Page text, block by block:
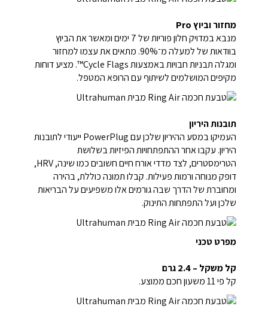
מחזור וביוץ Pro
מנבא במדויק חלון פוריות של 7 ימים ומאשר את הביוץ
בוודאות של למעלה מ־90%. מתאים את עצמו למחזור
ומגלה תבניות חבויות באמצעות Cycle Flags™. מציע דוחות
מקיפים המושלמים לשיתוף עם הרופא המטפל.
תובנות היריון
העמיקו במסע ההיריון שלכן עם PowerPlug ייעודי לתובנות
היריון. עקבו אחר ההתפתחויות הפיזיות בשלושת
הטרימסטרים, לצד מדדי אורח חיים חשובים כמו שינה, HRV,
דופק מנוחה ורמות פעילות. קבלו תמונה כוללת, בהירה
ומחוברת של הדרך שבה גורמים אלו משפיעים על הבריאות
שלכן ועל התפתחות התינוק.
מפרט טכני
קל משקל – 2.4 גרם
קל פי 11 משעון חכם ממוצע.